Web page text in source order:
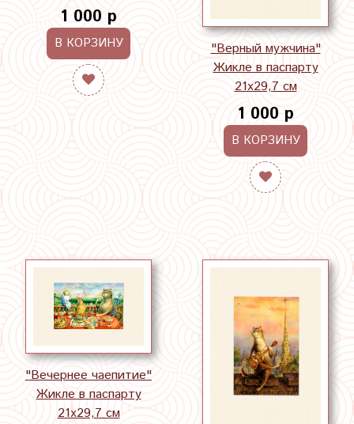
1 000 р
В КОРЗИНУ
"Верный мужчина"
Жикле в паспарту
21х29,7 см
1 000 р
В КОРЗИНУ
"Вечернее чаепитие"
Жикле в паспарту
21х29,7 см